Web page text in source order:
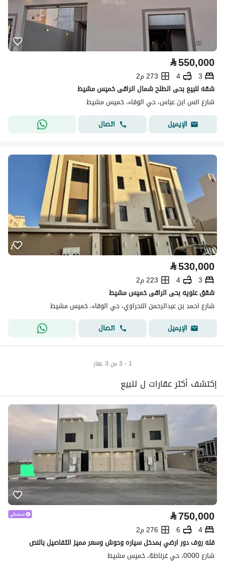
⃁550,000
3
4
273 م2
شقه للبيع بحى الطلح شمال الراقى خميس مشيط
شارع انس ابن عباس، حي الوفاء، خميس مشيط
الإيميل
اتصال
⃁530,000
3
4
223 م2
شقق علويه بحى الراقى خميس مشيط
شارع احمد بن عبدالرحمن النحراوي، حي الوفاء، خميس مشيط
الإيميل
اتصال
1 - 3 من 3 عقار
إكتشف أكثر عقارات ل للبيع
⃁750,000
4
6
276 م2
فله روف دور ارضي بمدخل سياره وحوش وسعر مميز التفاصيل بالنص
شارع 0000، حي غرناطة، خميس مشيط